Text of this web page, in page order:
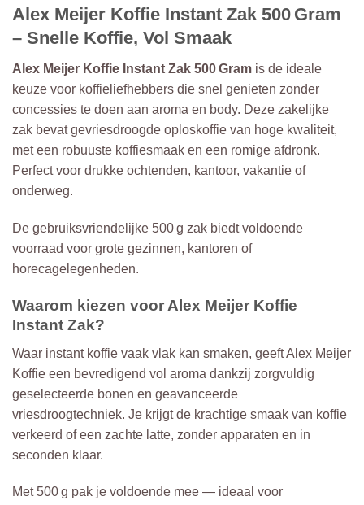
Alex Meijer Koffie Instant Zak 500 Gram
– Snelle Koffie, Vol Smaak
Alex Meijer Koffie Instant Zak 500 Gram is de ideale
keuze voor koffieliefhebbers die snel genieten zonder
concessies te doen aan aroma en body. Deze zakelijke
zak bevat gevriesdroogde oploskoffie van hoge kwaliteit,
met een robuuste koffiesmaak en een romige afdronk.
Perfect voor drukke ochtenden, kantoor, vakantie of
onderweg.
De gebruiksvriendelijke 500 g zak biedt voldoende
voorraad voor grote gezinnen, kantoren of
horecagelegenheden.
Waarom kiezen voor Alex Meijer Koffie
Instant Zak?
Waar instant koffie vaak vlak kan smaken, geeft Alex Meijer
Koffie een bevredigend vol aroma dankzij zorgvuldig
geselecteerde bonen en geavanceerde
vriesdroogtechniek. Je krijgt de krachtige smaak van koffie
verkeerd of een zachte latte, zonder apparaten en in
seconden klaar.
Met 500 g pak je voldoende mee — ideaal voor